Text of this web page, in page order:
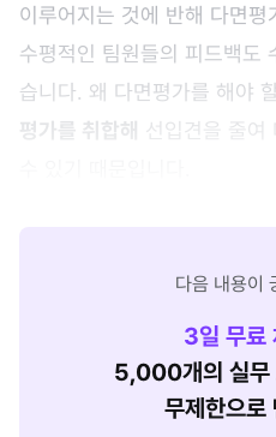
이루어지는 것에 반해 다면
수평적인 팀원들의 피드백도
습니다. 왜 다면평가를 해야
평가를 취합해
선입견을 줄여
다음 내용이
3일 무료
5,000개의 실무
무제한으로